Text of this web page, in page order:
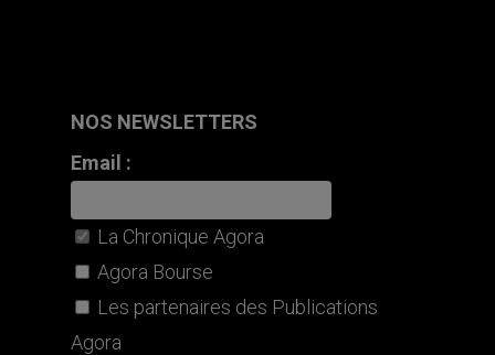
NOS NEWSLETTERS
Email :
La Chronique Agora
Agora Bourse
Les partenaires des Publications
Agora